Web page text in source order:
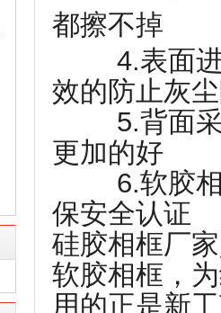
都擦不掉
4.表面进
效的防止灰
5.背面采
更加的好
6.软胶相
保安全认证
硅胶相框厂
软胶相框，
用的正是新